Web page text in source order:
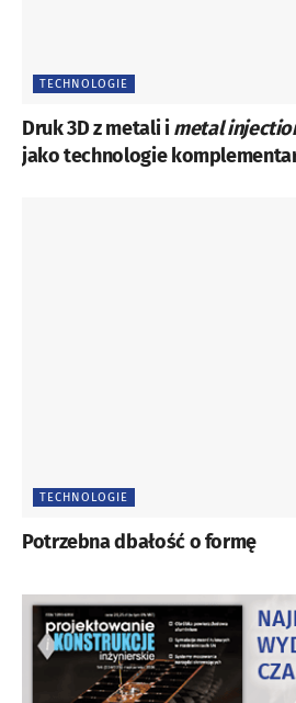
TECHNOLOGIE
Druk 3D z metali imetal
jako technologie
TECHNOLOGIE
Potrzebna dbałość o formę